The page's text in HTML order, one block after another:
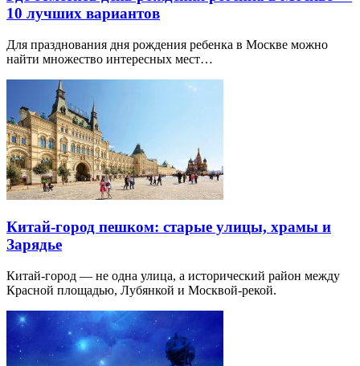
10 лучших вариантов
Для празднования дня рождения ребенка в Москве можно
найти множество интересных мест…
Китай-город пешком: старые улицы, храмы и
Зарядье
Китай-город — не одна улица, а исторический район между
Красной площадью, Лубянкой и Москвой-рекой.